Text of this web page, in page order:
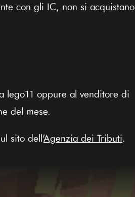
con gli IC, non si acquistano
lego11 oppure al venditore di
del mese.
sito dell'Agenzia dei Tributi.